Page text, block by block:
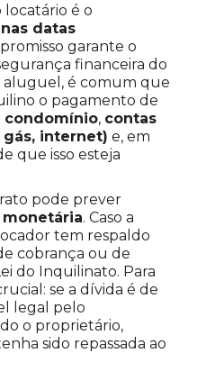
locatário é o
datas
garante o
financeira do
aluguel, é comum que
o pagamento de
condomínio, contas
gás, internet) e, em
que isso esteja
pode prever
. Caso a
tem respaldo
cobrança ou de
do Inquilinato. Para
se a dívida é de
legal pelo
o proprietário,
sido repassada ao